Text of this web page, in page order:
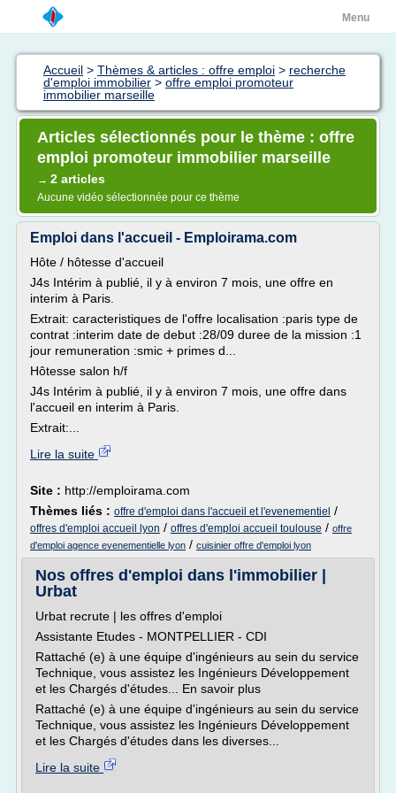
Menu
Accueil > Thèmes & articles : offre emploi > recherche
d'emploi immobilier > offre emploi promoteur
immobilier marseille
Articles sélectionnés pour le thème : offre
emploi promoteur immobilier marseille
→ 2 articles
Aucune vidéo sélectionnée pour ce thème
Emploi dans l'accueil - Emploirama.com
Hôte / hôtesse d'accueil
J4s Intérim à publié, il y à environ 7 mois, une offre en
interim à Paris.
Extrait: caracteristiques de l'offre localisation :paris type de
contrat :interim date de debut :28/09 duree de la mission :1
jour remuneration :smic + primes d...
Hôtesse salon h/f
J4s Intérim à publié, il y à environ 7 mois, une offre dans
l'accueil en interim à Paris.
Extrait:...
Lire la suite
Site : http://emploirama.com
Thèmes liés : offre d'emploi dans l'accueil et l'evenementiel /
offres d'emploi accueil lyon / offres d'emploi accueil toulouse / offre
d'emploi agence evenementielle lyon / cuisinier offre d'emploi lyon
Nos offres d'emploi dans l'immobilier |
Urbat
Urbat recrute | les offres d'emploi
Assistante Etudes - MONTPELLIER - CDI
Rattaché (e) à une équipe d'ingénieurs au sein du service
Technique, vous assistez les Ingénieurs Développement
et les Chargés d'études... En savoir plus
Rattaché (e) à une équipe d'ingénieurs au sein du service
Technique, vous assistez les Ingénieurs Développement
et les Chargés d'études dans les diverses...
Lire la suite